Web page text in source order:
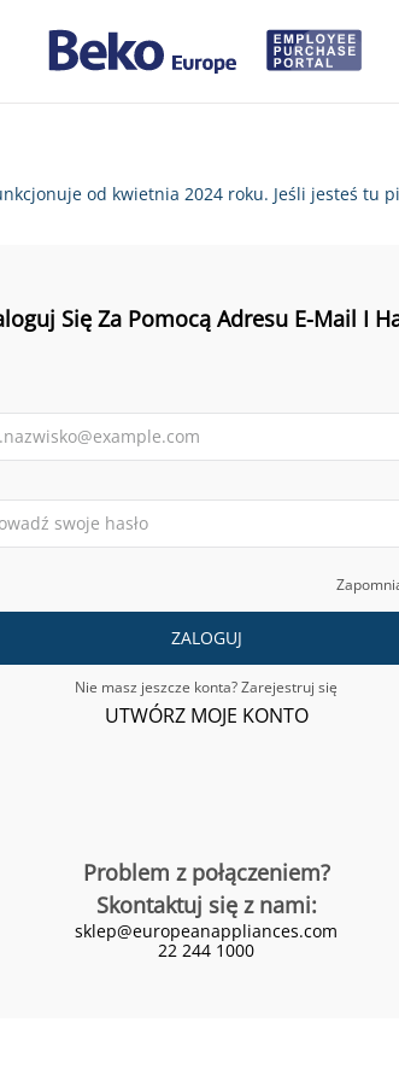
od kwietnia 2024 roku. Jeśli jesteś tu
Się Za Pomocą Adresu E-Mail I
ZALOGUJ
Nie masz jeszcze konta? Zarejestruj się
UTWÓRZ MOJE KONTO
Problem z połączeniem?
Skontaktuj się z nami:
sklep@europeanappliances.com
22 244 1000